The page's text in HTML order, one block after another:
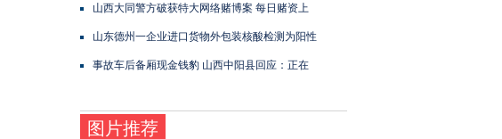
山西大同警方破获特大网络赌博案 每日赌资上
山东德州一企业进口货物外包装核酸检测为阳性
事故车后备厢现金钱豹 山西中阳县回应：正在
图片推荐